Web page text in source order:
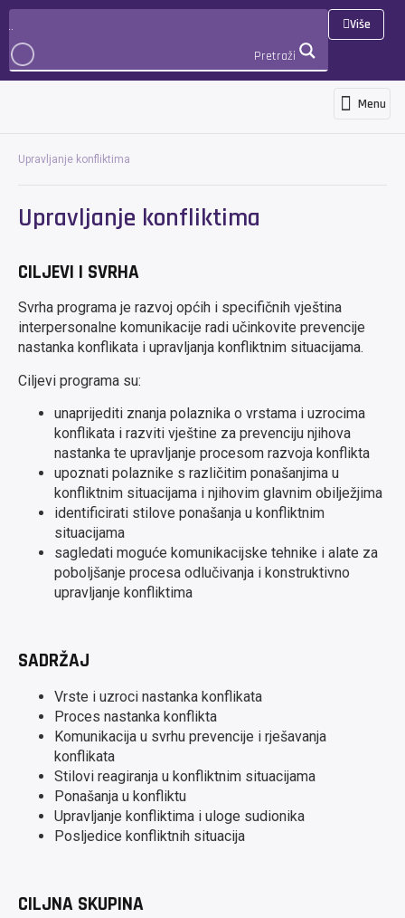
Pretraži
Više
Menu
Upravljanje konfliktima
Upravljanje konfliktima
CILJEVI I SVRHA
Svrha programa je razvoj općih i specifičnih vještina
interpersonalne komunikacije radi učinkovite prevencije
nastanka konflikata i upravljanja konfliktnim situacijama.
Ciljevi programa su:
unaprijediti znanja polaznika o vrstama i uzrocima
konflikata i razviti vještine za prevenciju njihova
nastanka te upravljanje procesom razvoja konflikta
upoznati polaznike s različitim ponašanjima u
konfliktnim situacijama i njihovim glavnim obilježjima
identificirati stilove ponašanja u konfliktnim
situacijama
sagledati moguće komunikacijske tehnike i alate za
poboljšanje procesa odlučivanja i konstruktivno
upravljanje konfliktima
SADRŽAJ
Vrste i uzroci nastanka konflikata
Proces nastanka konflikta
Komunikacija u svrhu prevencije i rješavanja
konflikata
Stilovi reagiranja u konfliktnim situacijama
Ponašanja u konfliktu
Upravljanje konfliktima i uloge sudionika
Posljedice konfliktnih situacija
CILJNA SKUPINA